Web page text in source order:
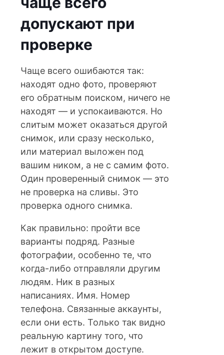
допускают при
проверке
Чаще всего ошибаются так:
находят одно фото, проверяют
его обратным поиском, ничего не
находят — и успокаиваются. Но
слитым может оказаться другой
снимок, или сразу несколько,
или материал выложен под
вашим ником, а не с самим фото.
Один проверенный снимок — это
не проверка на сливы. Это
проверка одного снимка.
Как правильно: пройти все
варианты подряд. Разные
фотографии, особенно те, что
когда-либо отправляли другим
людям. Ник в разных
написаниях. Имя. Номер
телефона. Связанные аккаунты,
если они есть. Только так видно
реальную картину того, что
лежит в открытом доступе.